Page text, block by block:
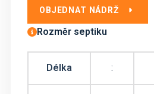
OBJEDNAT NÁDRŽ
Rozměr septiku
Délka :